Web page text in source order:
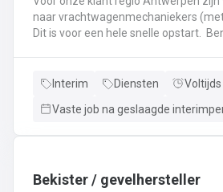
naar vrachtwagenmechaniekers
Dit is voor een hele snelle opstart. Ben jij een echte
Dan ben jij de persoon die wij zoeken!
Interim Diensten
Voltijds
Vaste job na geslaagde
Bekister / gevelhersteller